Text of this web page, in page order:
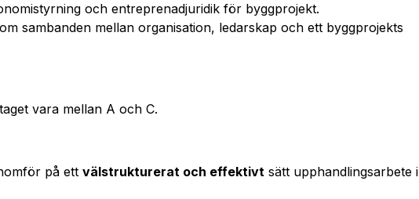
och entreprenadjuridik för byggprojekt.
sambanden mellan organisation, ledarskap och ett byggprojekts
vara mellan A och C.
på ett välstrukturerat och effektivt sätt upphandlingsarbete i